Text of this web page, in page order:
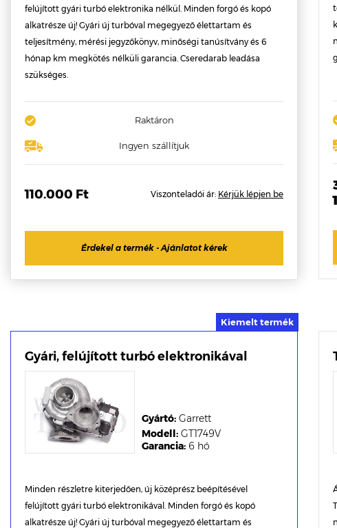
felújított gyári turbó elektronika nélkül. Minden forgó és kopó
alkatrésze új! Gyári új turbóval megegyező élettartam és
teljesítmény, mérési jegyzőkönyv, minőségi tanúsítvány és 6
hónap km megkötés nélküli garancia. Cseredarab leadása
szükséges.
Raktáron
Ingyen szállítjuk
110.000 Ft Viszonteladói ár: Kérjük lépjen be
Érdekel a termék - Ajánlatot kérek
Gyári, felújított turbó elektronikával
Garancia: 6 hó
Modell: GT1749V
Gyártó: Garrett
Minden részletre kiterjedően, új középrész beépítésével
felújított gyári turbó elektronikával. Minden forgó és kopó
alkatrésze új! Gyári új turbóval megegyező élettartam és